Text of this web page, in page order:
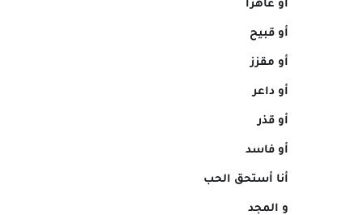
أو عاهرا
أو قبيح
أو مقزز
أو داعر
أو قذر
أو فاسد
أنا أستحق الحب
و المجد